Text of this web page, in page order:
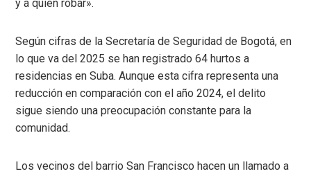
y a quién robar».
Según cifras de la Secretaría de Seguridad de Bogotá, en
lo que va del 2025 se han registrado 64 hurtos a
residencias en Suba. Aunque esta cifra representa una
reducción en comparación con el año 2024, el delito
sigue siendo una preocupación constante para la
comunidad.
Los vecinos del barrio San Francisco hacen un llamado a